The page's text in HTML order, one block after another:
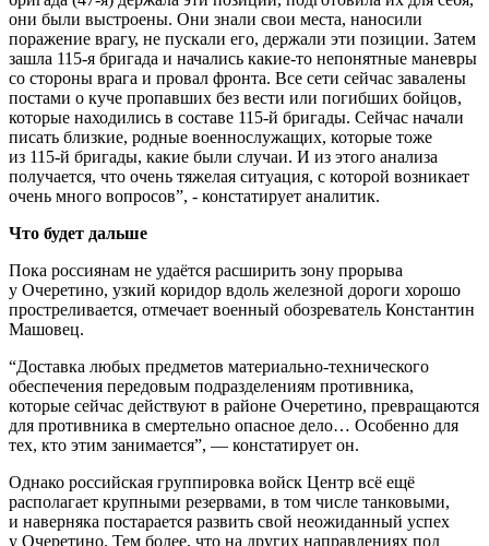
они были выстроены. Они знали свои места, наносили
поражение врагу, не пускали его, держали эти позиции. Затем
зашла 115-я бригада и начались какие-то непонятные маневры
со стороны врага и провал фронта. Все сети сейчас завалены
постами о куче пропавших без вести или погибших бойцов,
которые находились в составе 115-й бригады. Сейчас начали
писать близкие, родные военнослужащих, которые тоже
из 115-й бригады, какие были случаи. И из этого анализа
получается, что очень тяжелая ситуация, с которой возникает
очень много вопросов”, - констатирует аналитик.
Что будет дальше
Пока россиянам не удаётся расширить зону прорыва
у Очеретино, узкий коридор вдоль железной дороги хорошо
простреливается, отмечает военный обозреватель Константин
Машовец.
“Доставка любых предметов материально-технического
обеспечения передовым подразделениям противника,
которые сейчас действуют в районе Очеретино, превращаются
для противника в смертельно опасное дело… Особенно для
тех, кто этим занимается”, — констатирует он.
Однако российская группировка войск Центр всё ещё
располагает крупными резервами, в том числе танковыми,
и наверняка постарается развить свой неожиданный успех
у Очеретино. Тем более, что на других направлениях под